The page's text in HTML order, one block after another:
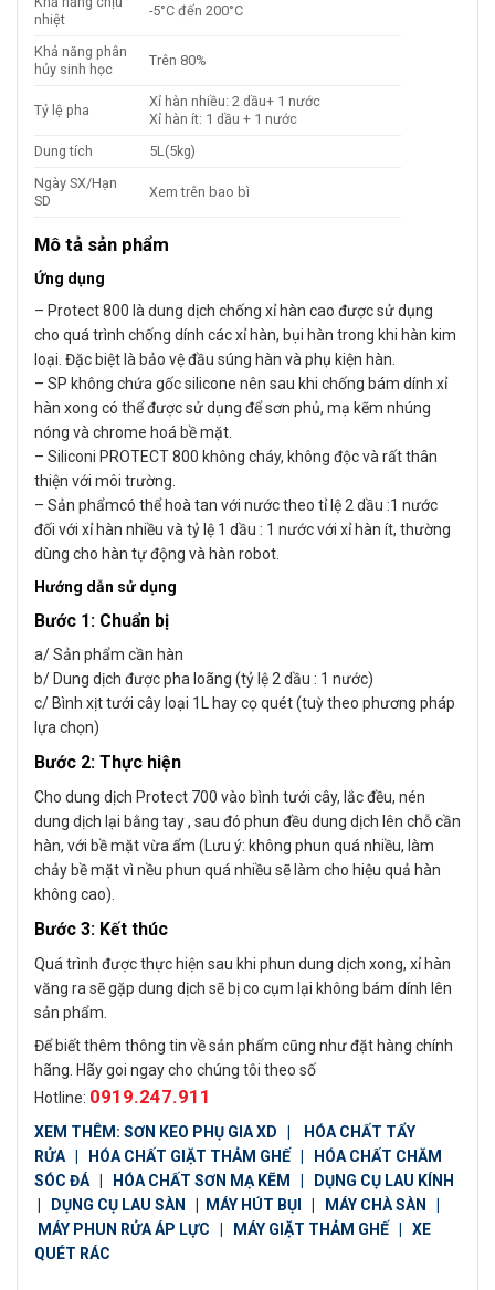
nhiệt
-5°C đến 200°C
Khả năng phân
hủy sinh học
Trên 80%
Tỷ lệ pha
Xỉ hàn nhiều: 2 dầu+ 1 nước
Xỉ hàn ít: 1 dầu + 1 nước
Dung tích
5L(5kg)
Ngày SX/Hạn
SD
Xem trên bao bì
Mô tả sản phẩm
Ứng dụng
– Protect 800 là dung dịch chống xỉ hàn cao được sử dụng
cho quá trình chống dính các xỉ hàn, bụi hàn trong khi hàn kim
loại. Đặc biệt là bảo vệ đầu súng hàn và phụ kiện hàn.
– SP không chứa gốc silicone nên sau khi chống bám dính xỉ
hàn xong có thể được sử dụng để sơn phủ, mạ kẽm nhúng
nóng và chrome hoá bề mặt.
– Siliconi PROTECT 800 không cháy, không độc và rất thân
thiện với môi trường.
– Sản phẩmcó thể hoà tan với nước theo tỉ lệ 2 dầu :1 nước
đối với xỉ hàn nhiều và tỷ lệ 1 dầu : 1 nước với xỉ hàn ít, thường
dùng cho hàn tự động và hàn robot.
Hướng dẫn sử dụng
Bước 1: Chuẩn bị
a/ Sản phẩm cần hàn
b/ Dung dịch được pha loãng (tỷ lệ 2 dầu : 1 nước)
c/ Bình xịt tưới cây loại 1L hay cọ quét (tuỳ theo phương pháp
lựa chọn)
Bước 2: Thực hiện
Cho dung dịch Protect 700 vào bình tưới cây, lắc đều, nén
dung dịch lại bằng tay , sau đó phun đều dung dịch lên chỗ cần
hàn, với bề mặt vừa ẩm (Lưu ý: không phun quá nhiều, làm
chảy bề mặt vì nều phun quá nhiều sẽ làm cho hiệu quả hàn
không cao).
Bước 3: Kết thúc
Quá trình được thực hiện sau khi phun dung dịch xong, xỉ hàn
văng ra sẽ gặp dung dịch sẽ bị co cụm lại không bám dính lên
sản phẩm.
Để biết thêm thông tin về sản phẩm cũng như đặt hàng chính
hãng. Hãy goi ngay cho chúng tôi theo số
Hotline: 0919.247.911
XEM THÊM: SƠN KEO PHỤ GIA XD
HÓA CHẤT TẨY
RỬA
HÓA CHẤT GIẶT THẢM GHẾ
HÓA CHẤT CHĂM
SÓC ĐÁ
HÓA CHẤT SƠN MẠ KẼM
DỤNG CỤ LAU KÍNH
DỤNG CỤ LAU SÀN MÁY HÚT BỤI MÁY CHÀ SÀN
MÁY PHUN RỬA ÁP LỰC
MÁY GIẶT THẢM GHẾ
XE
QUÉT RÁC